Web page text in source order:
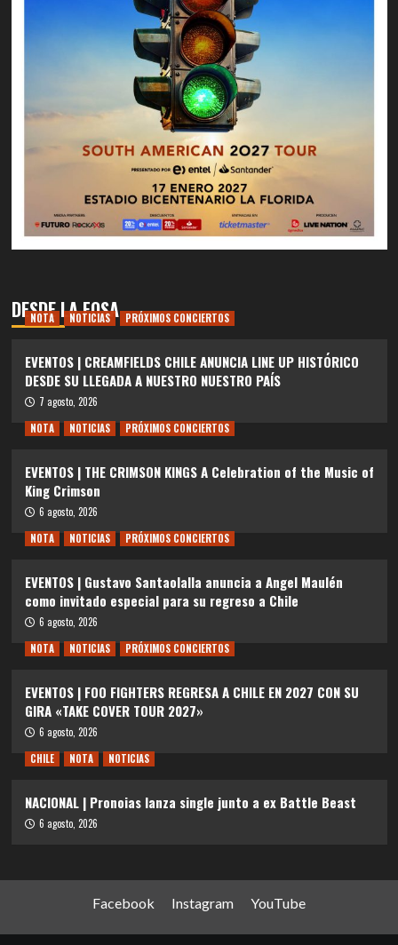
DESDE LA FOSA
NOTA NOTICIAS PRÓXIMOS CONCIERTOS
EVENTOS | CREAMFIELDS CHILE ANUNCIA LINE UP HISTÓRICO
DESDE SU LLEGADA A NUESTRO NUESTRO PAÍS
7 agosto, 2026
NOTA
NOTICIAS PRÓXIMOS CONCIERTOS
EVENTOS | THE CRIMSON KINGS A Celebration of the Music of
King Crimson
6 agosto, 2026
NOTA
NOTICIAS PRÓXIMOS CONCIERTOS
EVENTOS | Gustavo Santaolalla anuncia a Angel Maulén
como invitado especial para su regreso a Chile
6 agosto, 2026
NOTA
NOTICIAS PRÓXIMOS CONCIERTOS
EVENTOS | FOO FIGHTERS REGRESA A CHILE EN 2027 CON SU
GIRA «TAKE COVER TOUR 2027»
6 agosto, 2026
CHILE
NOTA NOTICIAS
NACIONAL | Pronoias lanza single junto a ex Battle Beast
6 agosto, 2026
Facebook Instagram YouTube